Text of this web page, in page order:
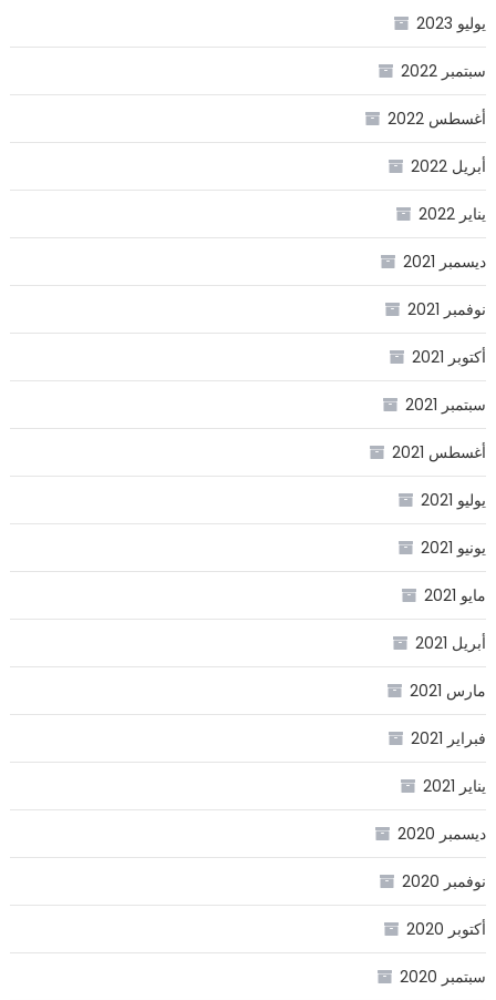
يوليو 2023
سبتمبر 2022
أغسطس 2022
أبريل 2022
يناير 2022
ديسمبر 2021
نوفمبر 2021
أكتوبر 2021
سبتمبر 2021
أغسطس 2021
يوليو 2021
يونيو 2021
مايو 2021
أبريل 2021
مارس 2021
فبراير 2021
يناير 2021
ديسمبر 2020
نوفمبر 2020
أكتوبر 2020
سبتمبر 2020